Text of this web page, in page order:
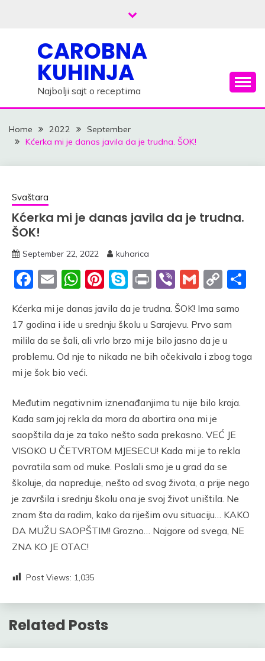
CAROBNA
KUHINJA
Najbolji sajt o receptima
Home 2022
September
Kćerka mi je danas javila da je trudna. ŠOK!
Svaštara
Kćerka mi je danas javila da je trudna.
ŠOK!
September 22, 2022 kuharica
Facebook
EmailWhatsApp
Pinterest
Skype
PrintViberGmail
Kćerka mi je danas javila da je trudna. ŠOK! Ima samo
17 godina i ide u srednju školu u Sarajevu. Prvo sam
milila da se šali, ali vrlo brzo mi je bilo jasno da je u
problemu. Od nje to nikada ne bih očekivala i zbog toga
mi je šok bio veći.
Međutim negativnim iznenađanjima tu nije bilo kraja.
Kada sam joj rekla da mora da abortira ona mi je
saopštila da je za tako nešto sada prekasno. VEĆ JE
VISOKO U ČETVRTOM MJESECU! Kada mi je to rekla
povratila sam od muke. Poslali smo je u grad da se
školuje, da napreduje, nešto od svog života, a prije nego
je završila i srednju školu ona je svoj život uništila. Ne
znam šta da radim, kako da riješim ovu situaciju… KAKO
DA MUŽU SAOPŠTIM! Grozno… Najgore od svega, NE
ZNA KO JE OTAC!
Post Views: 1,035
Related Posts